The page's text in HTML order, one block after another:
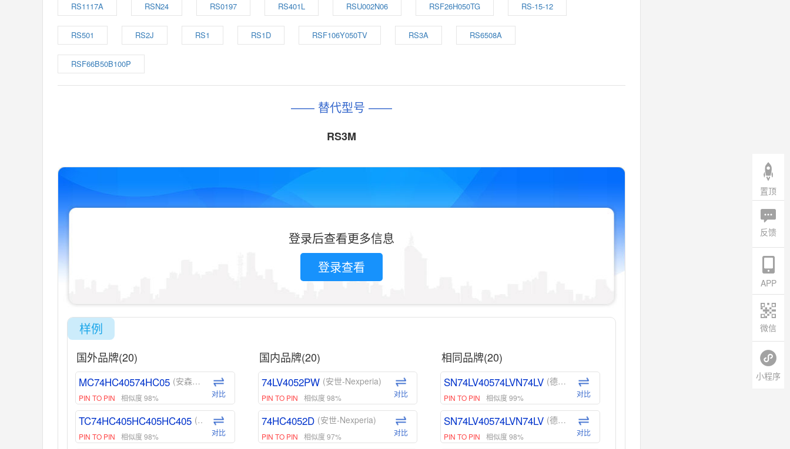
RS1117A RSN24 RS0197 RS401L RSU002N06 RSF26H050TG RS-15-12
RS501 RS2J RS1 RS1D RSF106Y050TV RS3A RS6508A
RSF66B50B100P
—— 替代型号 ——
RS3M
登录后查看更多信息
登录查看
样例
国外品牌(20)
MC74HC40574HC05 (安森美-ON)
PIN TO PIN 相似度 98% 对比
TC74HC405HC405HC405 (东芝-Toshiba)
PIN TO PIN 相似度 98% 对比
国内品牌(20)
74LV4052PW (安世-Nexperia)
PIN TO PIN 相似度 98% 对比
74HC4052D (安世-Nexperia)
PIN TO PIN 相似度 97% 对比
相同品牌(20)
SN74LV40574LVN74LV (德州仪器-TI)
PIN TO PIN 相似度 99% 对比
SN74LV40574LVN74LV (德州仪器-TI)
PIN TO PIN 相似度 98% 对比
置顶
反馈
APP
微信
小程序